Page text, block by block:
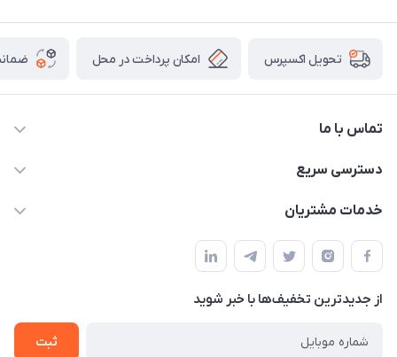
تحویل اکسپرس امکان پرداخت در محل
تماس با ما
09172138137
دسترسی سریع
حساب کاربری
لیست محصولات
درباره ما
خدمات مشتریان
قوانین و مقررات
حریم خصوصی
راهنما
از جدید‌ترین تخفیف‌ها با‌ خبر شوید
ثبت